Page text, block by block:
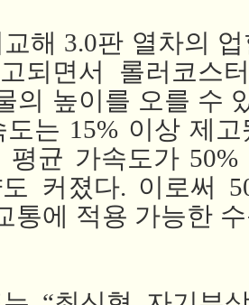
해 3.0판 열차의
되면서
롤러코스
의 높이를 오를 수
는 15% 이상 제고
평균 가속도가
커졌다. 이로써
통에 적용 가능한